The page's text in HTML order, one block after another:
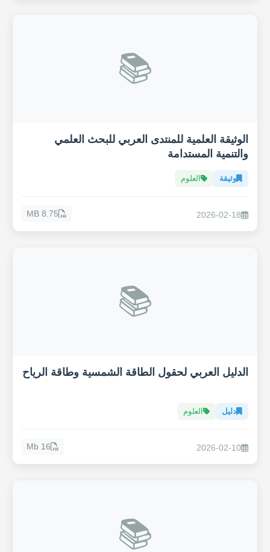
📚
الوثيقة العلمية للمنتدى العربي للبحث العلمي
والتنمية المستدامة
وثيقة العلوم
2026-02-18
8.75 MB
📚
الدليل العربي لحقول الطاقة الشمسية وطاقة الرياح
دليل العلوم
2026-02-10
16 Mb
📚